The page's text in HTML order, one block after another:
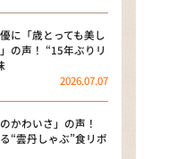
カタチ～
しゃい！
に「歳とっても美し
の声！ “15年ぶりリ
2026.07.07
かわいさ」の声！
“雲丹しゃぶ”食リポ